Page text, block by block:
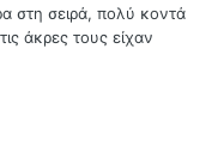
στη σειρά, πολύ κοντά
άκρες τους είχαν